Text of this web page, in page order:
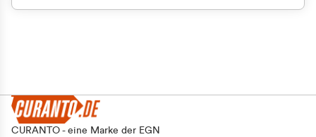
CURANTO - eine Marke der EGN